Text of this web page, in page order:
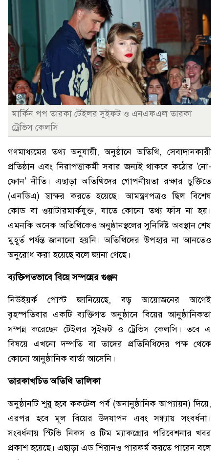
মার্কিন পপ তারকা টেইলর সুইফট ও এনএফএল তারকা
ট্রেভিস কেলসি
গণমাধ্যমের তথ্য অনুযায়ী, অনুষ্ঠানে অতিথি, সেবাদানকারী
প্রতিষ্ঠান এবং নিরাপত্তাকর্মী সবার জন্যই থাকবে কঠোর 'নো-
ফোন' নীতি। এছাড়া অতিথিদের গোপনীয়তা রক্ষার চুক্তিতে
(এনডিএ) স্বাক্ষর করতে হয়েছে। আমন্ত্রণপত্রও ছিল বিশেষ
কোড বা ওয়াটারমার্কযুক্ত, যাতে কোনো তথ্য ফাঁস না হয়।
এমনকি অনেক অতিথিকেও অনুষ্ঠানস্থলের সুনির্দিষ্ট অবস্থান শেষ
মুহূর্ত পর্যন্ত জানানো হয়নি। অতিথিদের উপহার না আনতেও
অনুরোধ করা হয়েছে বলে জানা গেছে।
ব্যক্তিগতভাবে বিয়ে সম্পন্নের গুঞ্জন
নিউইয়র্ক পোস্ট জানিয়েছে, বড় আয়োজনের আগেই
বৃহস্পতিবার একটি ব্যক্তিগত অনুষ্ঠানে বিয়ের আনুষ্ঠানিকতা
সম্পন্ন করেছেন টেইলর সুইফট ও ট্রেভিস কেলসি। তবে এ
বিষয়ে এখনো দম্পতি বা তাদের প্রতিনিধিদের পক্ষ থেকে
কোনো আনুষ্ঠানিক বার্তা আসেনি।
তারকাখচিত অতিথি তালিকা
অনুষ্ঠানটি শুরু হবে ককটেল পর্ব (অনানুষ্ঠানিক আপ্যায়ন) দিয়ে,
এরপর হবে মূল বিয়ের উদযাপন এবং সন্ধ্যায় সংবর্ধনা।
সংবর্ধনায় স্টিভি নিকস ও টিম ম্যাকগ্রোর পরিবেশনার খবর
প্রকাশ হয়েছে। এছাড়া এড শিরানও পারফর্ম করতে পারেন বলে